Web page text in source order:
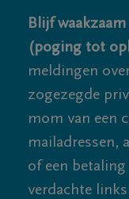
Blijf
(poging tot
meldingen
zogezegde
mom van een
mailadressen,
of een
verdachte